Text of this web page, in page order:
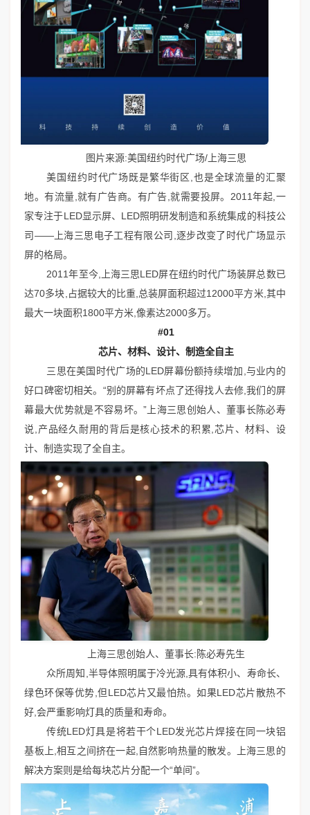
图片来源:美国纽约时代广场/上海三思
美国纽约时代广场既是繁华街区,也是全球流量的汇聚
地。有流量,就有广告商。有广告,就需要投屏。2011年起,一
家专注于LED显示屏、LED照明研发制造和系统集成的科技公
司——上海三思电子工程有限公司,逐步改变了时代广场显示
屏的格局。
2011年至今,上海三思LED屏在纽约时代广场装屏总数已
达70多块,占据较大的比重,总装屏面积超过12000平方米,其中
最大一块面积1800平方米,像素达2000多万。
#01
芯片、材料、设计、制造全自主
三思在美国时代广场的LED屏幕份额持续增加,与业内的
好口碑密切相关。“别的屏幕有坏点了还得找人去修,我们的屏
幕最大优势就是不容易坏。”上海三思创始人、董事长陈必寿
说,产品经久耐用的背后是核心技术的积累,芯片、材料、设
计、制造实现了全自主。
上海三思创始人、董事长:陈必寿先生
众所周知,半导体照明属于冷光源,具有体积小、寿命长、
绿色环保等优势,但LED芯片又最怕热。如果LED芯片散热不
好,会严重影响灯具的质量和寿命。
传统LED灯具是将若干个LED发光芯片焊接在同一块铝
基板上,相互之间挤在一起,自然影响热量的散发。上海三思的
解决方案则是给每块芯片分配一个“单间”。